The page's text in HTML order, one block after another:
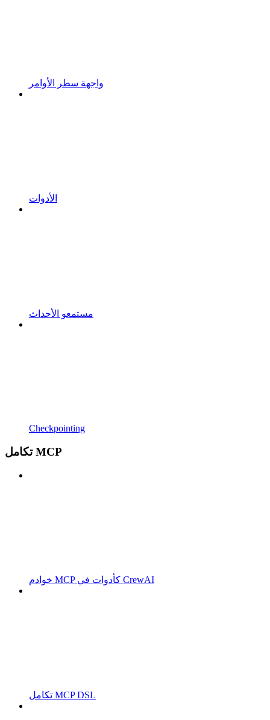
واجهة سطر الأوامر
الأدوات
مستمعو الأحداث
Checkpointing
تكامل MCP
خوادم MCP كأدوات في CrewAI
تكامل MCP DSL